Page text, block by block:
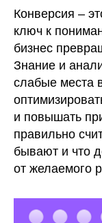
Конверсия –
ключ к
бизнес
Знание и
слабые места
и повышать
правильно
бывают и что
от желаемого